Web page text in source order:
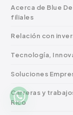
Acerca de Blue
filiales
Relación con
Tecnología,
Soluciones
Carreras y
Rico